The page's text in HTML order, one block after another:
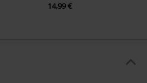
14,99 €